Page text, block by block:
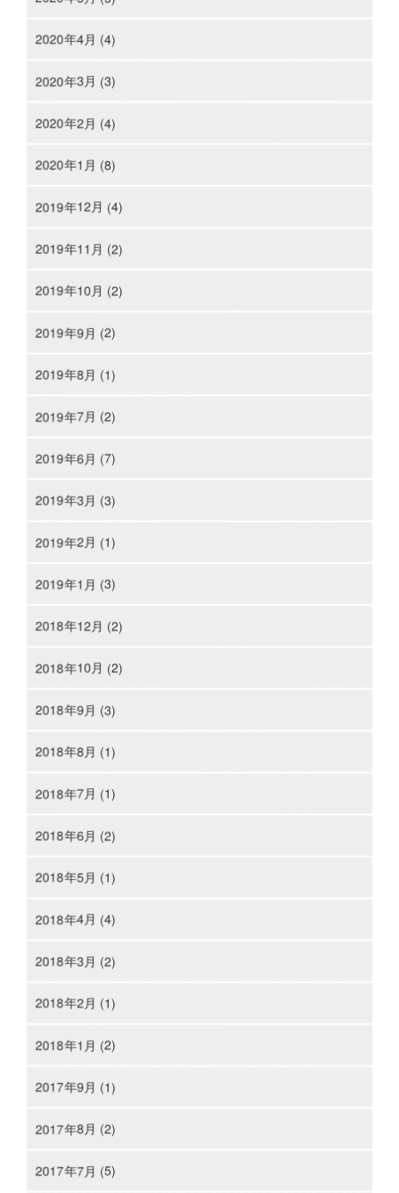
2020年4月 (4)
2020年3月 (3)
2020年2月 (4)
2020年1月 (8)
2019年12月 (4)
2019年11月 (2)
2019年10月 (2)
2019年9月 (2)
2019年8月 (1)
2019年7月 (2)
2019年6月 (7)
2019年3月 (3)
2019年2月 (1)
2019年1月 (3)
2018年12月 (2)
2018年10月 (2)
2018年9月 (3)
2018年8月 (1)
2018年7月 (1)
2018年6月 (2)
2018年5月 (1)
2018年4月 (4)
2018年3月 (2)
2018年2月 (1)
2018年1月 (2)
2017年9月 (1)
2017年8月 (2)
2017年7月 (5)